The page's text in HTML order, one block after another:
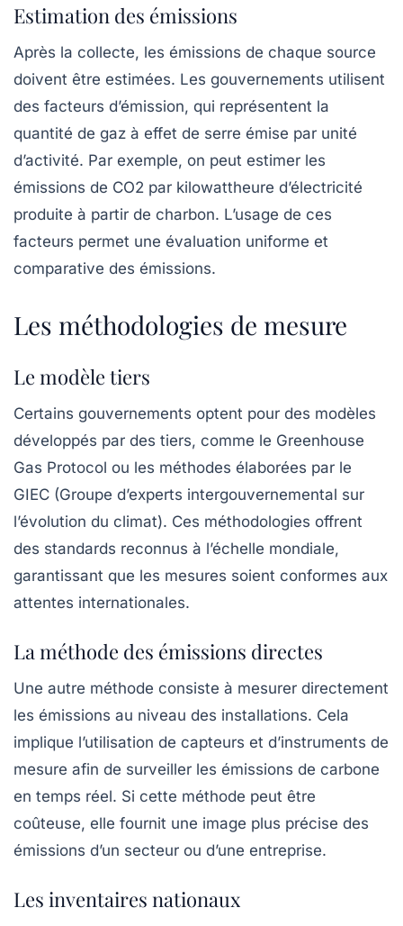
Estimation des émissions
Après la collecte, les émissions de chaque source
doivent être estimées. Les gouvernements utilisent
des facteurs d’émission, qui représentent la
quantité de gaz à effet de serre émise par unité
d’activité. Par exemple, on peut estimer les
émissions de CO2 par kilowattheure d’électricité
produite à partir de charbon. L’usage de ces
facteurs permet une évaluation uniforme et
comparative des émissions.
Les méthodologies de mesure
Le modèle tiers
Certains gouvernements optent pour des modèles
développés par des tiers, comme le Greenhouse
Gas Protocol ou les méthodes élaborées par le
GIEC (Groupe d’experts intergouvernemental sur
l’évolution du climat). Ces méthodologies offrent
des standards reconnus à l’échelle mondiale,
garantissant que les mesures soient conformes aux
attentes internationales.
La méthode des émissions directes
Une autre méthode consiste à mesurer directement
les émissions au niveau des installations. Cela
implique l’utilisation de capteurs et d’instruments de
mesure afin de surveiller les émissions de carbone
en temps réel. Si cette méthode peut être
coûteuse, elle fournit une image plus précise des
émissions d’un secteur ou d’une entreprise.
Les inventaires nationaux